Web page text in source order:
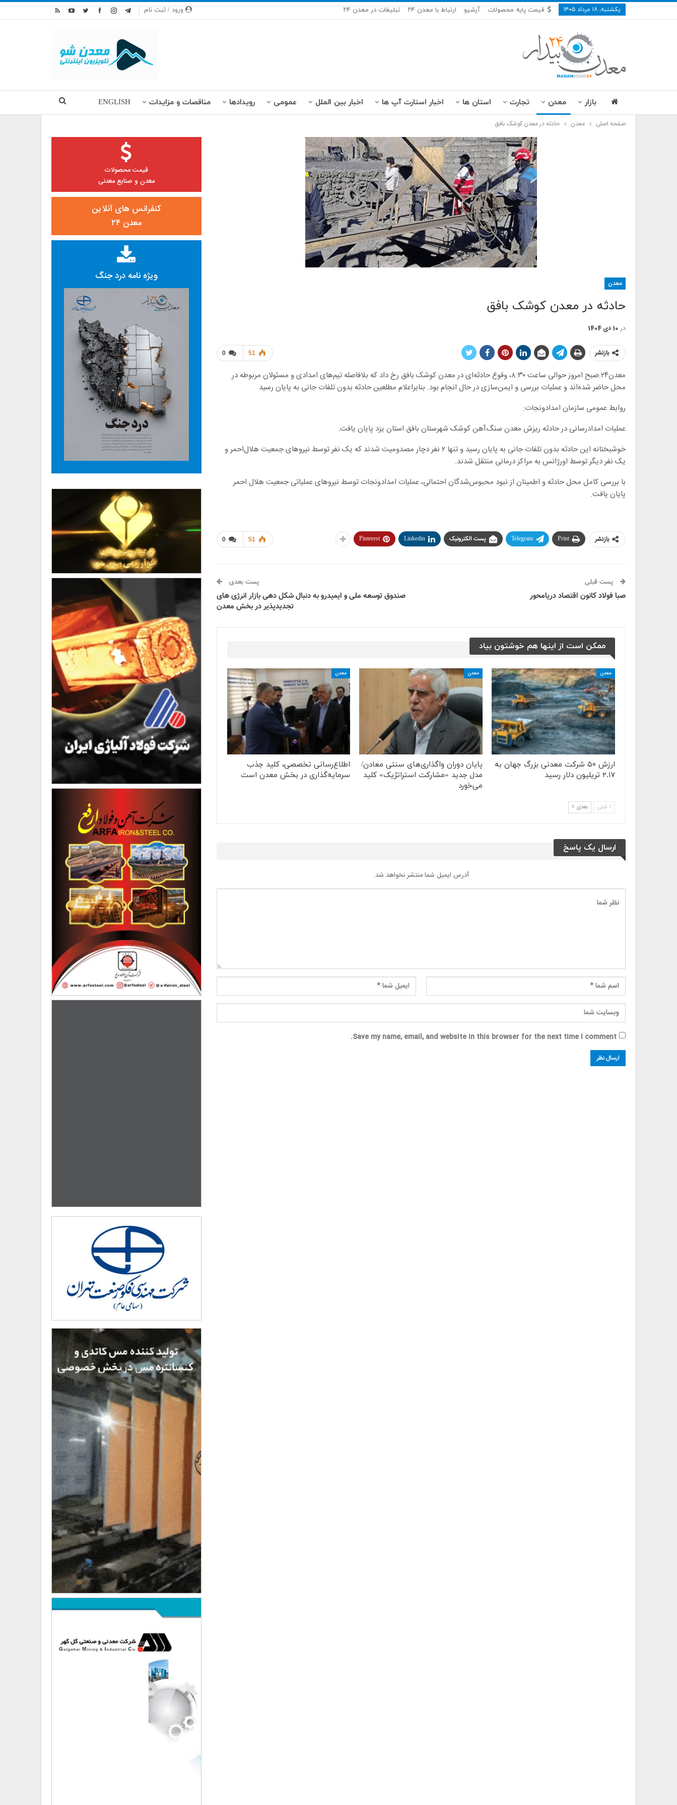
ورود / ثبت نام یکشنبه, ۱۸ مرداد ۱۴۰۵ قیمت پایه محصولات آرشیو ارتباط با معدن ۲۴ تبلیغات در معدن ۲۴
بازار معدن تجارت استان ها اخبار استارت آپ ها اخبار بین الملل عمومی رویدادها مناقصات و مزایدات ENGLISH
صفحه اصلی معدن حادثه در معدن کوشک بافق
معدن
حادثه در معدن کوشک بافق
در 10 دی 1404
0 51 بازنشر
معدن۲۴:صبح امروز حوالی ساعت ۸:۳۰، وقوع حادثه‌ای در معدن کوشک بافق رخ داد که بلافاصله تیم‌های امدادی و مسئولان مربوطه در
محل حاضر شده‌اند و عملیات بررسی و ایمن‌سازی در حال انجام بود. بنابراعلام مطلعین حادثه بدون تلفات جانی به پایان رسید
روابط عمومی سازمان امدادونجات:
عملیات امدادرسانی در حادثه ریزش معدن سنگ‌آهن کوشک شهرستان بافق استان یزد پایان یافت.
خوشبختانه این حادثه بدون تلفات جانی به پایان رسید و تنها ۲ نفر دچار مصدومیت شدند که یک نفر توسط نیروهای جمعیت هلال‌احمر و
یک نفر دیگر توسط اورژانس به مراکز درمانی منتقل شدند.
با بررسی کامل محل حادثه و اطمینان از نبود محبوس‌شدگان احتمالی، عملیات امدادونجات توسط نیروهای عملیاتی جمعیت هلال احمر
پایان یافت.
0 51 بازنشر Print
Telegram پست الکترونیک Linkedin
Pinterest
پست قبلی
صبا فولاد کانون اقتصاد دریامحور
پست بعدی
صندوق توسعه ملی و ایمیدرو به دنبال شکل دهی بازار انرژی های
تجدیدپذیر در بخش معدن
ممکن است از اینها هم خوشتون بیاد
معدن
ارزش ۵۰ شرکت معدنی بزرگ جهان به
۲.۱۷ تریلیون دلار رسید
معدن
پایان دوران واگذاری‌های سنتی معادن/
مدل جدید «مشارکت استراتژیک» کلید
می‌خورد
معدن
اطلاع‌رسانی تخصصی، کلید جذب
سرمایه‌گذاری در بخش معدن است
قبلی بعدی
ارسال یک پاسخ
آدرس ایمیل شما منتشر نخواهد شد.
Save my name, email, and website in this browser for the next time I comment.
قیمت محصولات
معدن و صنایع معدنی
کنفرانس های آنلاین
معدن ۲۴
ویژه نامه درد جنگ